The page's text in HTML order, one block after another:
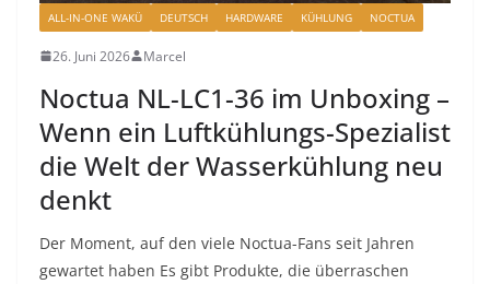
ALL-IN-ONE WAKÜ DEUTSCH HARDWARE KÜHLUNG NOCTUA
26. Juni 2026 Marcel
Noctua NL-LC1-36 im Unboxing –
Wenn ein Luftkühlungs-Spezialist
die Welt der Wasserkühlung neu
denkt
Der Moment, auf den viele Noctua-Fans seit Jahren
gewartet haben Es gibt Produkte, die überraschen